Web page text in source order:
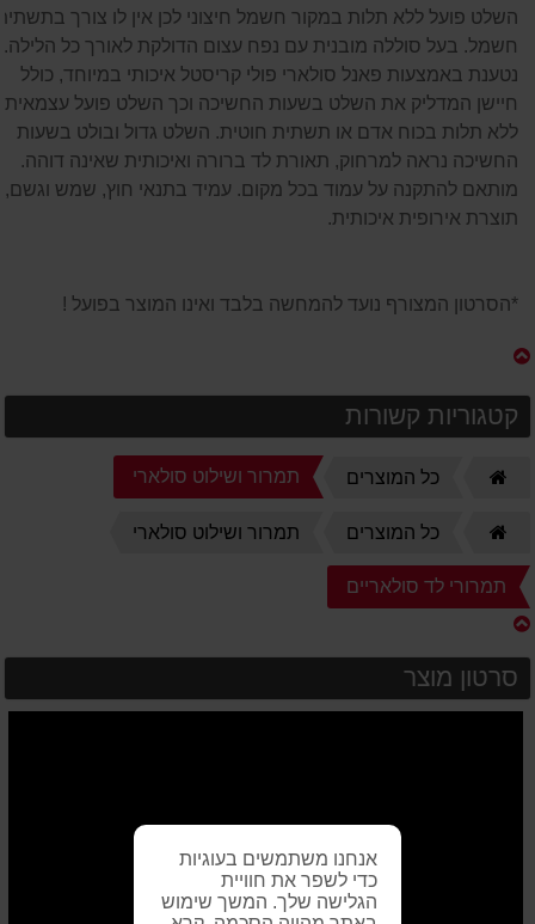
אנחנו משתמשים בעוגיות
כדי לשפר את חוויית
הגלישה שלך. המשך שימוש
השלט פועל ללא תלות במקור חשמל חיצוני לכן אין לו צורך
חשמל. בעל סוללה מובנית עם נפח עצום הדולקת לאורך כל הלילה.
נטענת באמצעות פאנל סולארי פולי קריסטל איכותי במיוחד, כולל
חיישן המדליק את השלט בשעות החשיכה וכך השלט פועל עצמאית
ללא תלות בכוח אדם או תשתית חוטית. השלט גדול ובולט בשעות
החשיכה נראה למרחוק, תאורת לד ברורה ואיכותית שאינה דוהה.
מותאם להתקנה על עמוד בכל מקום. עמיד בתנאי חוץ, שמש וגשם,
תוצרת אירופית איכותית.
*הסרטון המצורף נועד להמחשה בלבד ואינו המוצר בפועל !
קטגוריות קשורות
כל המוצרים תמרור ושילוט סולארי
כל המוצרים תמרור ושילוט סולארי
תמרורי לד סולאריים
סרטון מוצר